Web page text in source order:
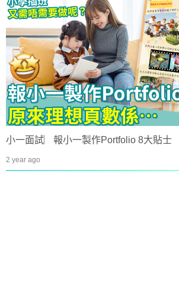
小一面試︳報小一製作Portfolio 8大貼士
2 year ago